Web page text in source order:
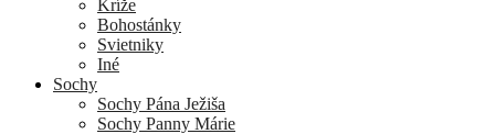
Kríže
Bohostánky
Svietniky
Iné
Sochy
Sochy Pána Ježiša
Sochy Panny Márie